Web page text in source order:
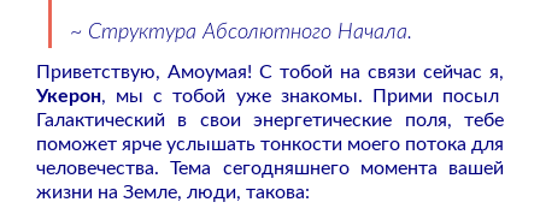
~ Структура Абсолютного Начала.
Приветствую, Амоумая! С тобой на связи сейчас я,
Укерон, мы с тобой уже знакомы. Прими посыл
Галактический в свои энергетические поля, тебе
поможет ярче услышать тонкости моего потока для
человечества. Тема сегодняшнего момента вашей
жизни на Земле, люди, такова: